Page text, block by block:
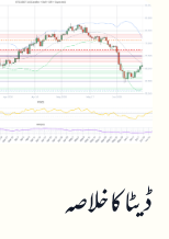
ڈیٹا کا خلاصہ